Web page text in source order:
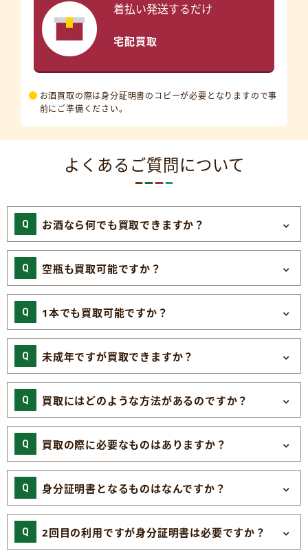
着払い発送するだけ
宅配買取
お酒買取の際は身分証明書のコピーが必要となりますので事
前にご準備ください。
よくあるご質問について
お酒なら何でも買取できますか？
空瓶も買取可能ですか？
1本でも買取可能ですか？
未成年ですが買取できますか？
買取にはどのような方法があるのですか？
買取の際に必要なものはありますか？
身分証明書となるものはなんですか？
2回目の利用ですが身分証明書は必要ですか？